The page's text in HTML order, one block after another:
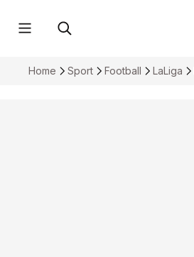
Home Sport Football LaLiga